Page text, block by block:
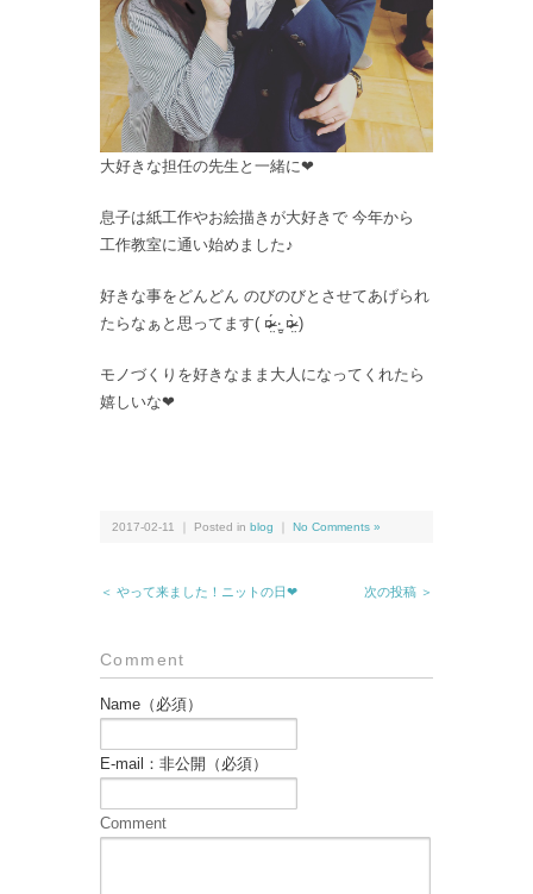
大好きな担任の先生と一緒に❤︎
息子は紙工作やお絵描きが大好きで 今年から
工作教室に通い始めました♪
好きな事をどんどん のびのびとさせてあげられ
たらなぁと思ってます( ¤̴̶̷̤́ ‧̫̮ ¤̴̶̷̤̀ )
モノづくりを好きなまま大人になってくれたら
嬉しいな❤︎
2017-02-11 ｜ Posted in blog No Comments »
＜ やって来ました！ニットの日❤︎ 次の投稿 ＞
Comment
Name（必須）
E-mail：非公開（必須）
Comment